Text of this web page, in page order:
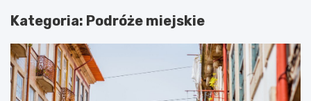
Kategoria: Podróże miejskie